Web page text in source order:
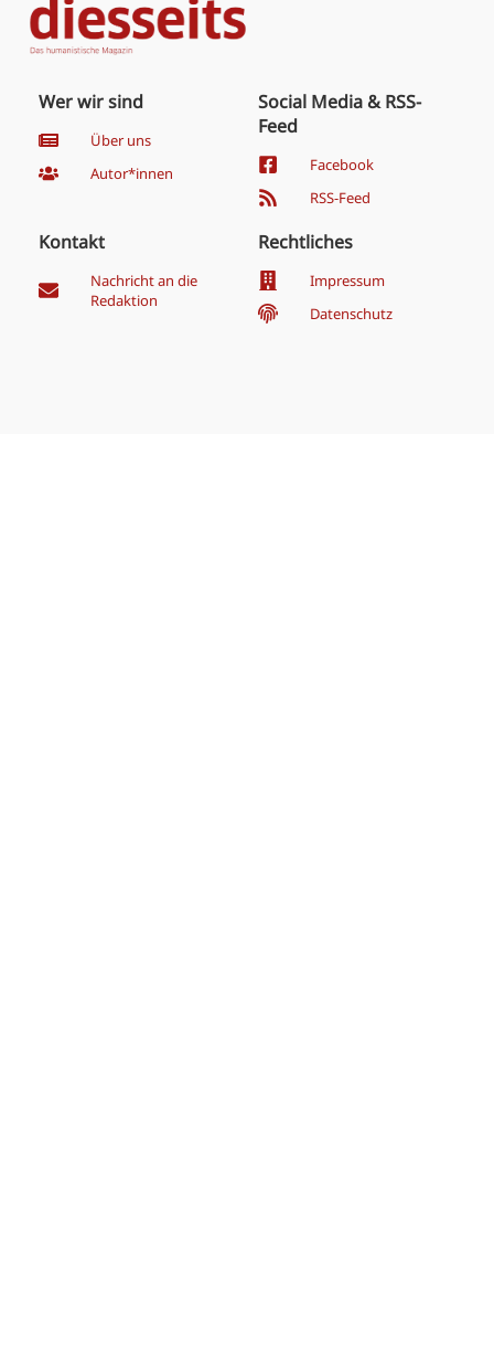
Wer wir sind
Über uns
Autor*innen
Social Media & RSS-
Feed
Facebook
RSS-Feed
Kontakt
Nachricht an die
Redaktion
Rechtliches
Impressum
Datenschutz